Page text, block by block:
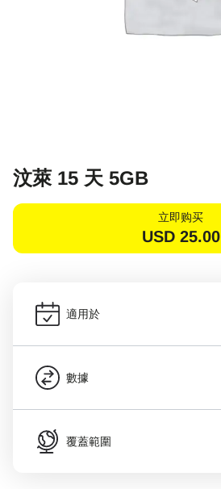
汶萊 15 天 5GB
立即购买
USD 25.00
適用於
數據
覆蓋範圍